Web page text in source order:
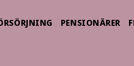
PENSIONÄRER